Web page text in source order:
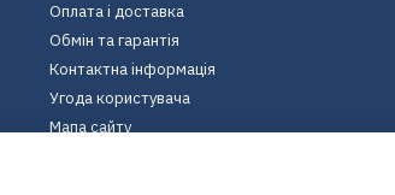
Оплата і доставка
Обмін та гарантія
Контактна інформація
Угода користувача
Мапа сайту